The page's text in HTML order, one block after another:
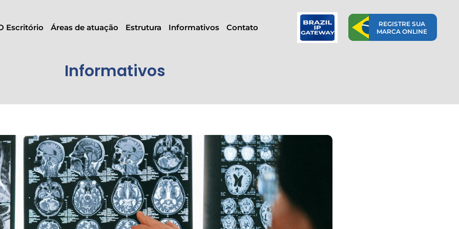
Escritório Áreas de atuação Estrutura Informativos Contato
REGISTRE SUA
MARCA ONLINE
Informativos